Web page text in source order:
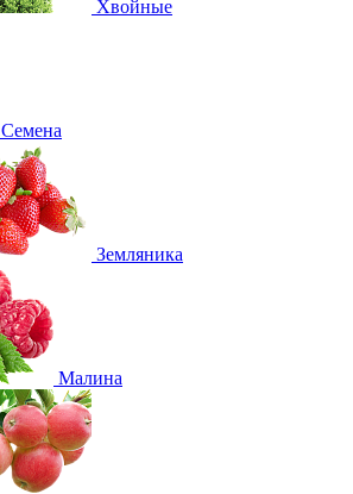
Хвойные
Семена
Земляника
Малина